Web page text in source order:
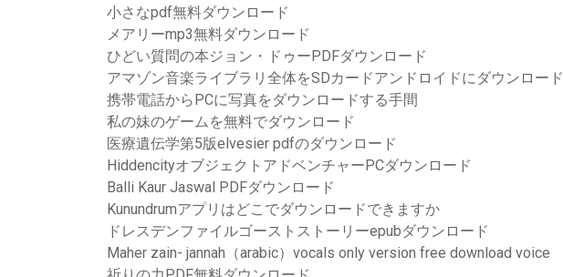
小さなpdf無料ダウンロード
メアリーmp3無料ダウンロード
ひどい質問の本ジョン・ドゥーPDFダウンロード
アマゾン音楽ライブラリ全体をSDカードアンドロイドにダウンロード
携帯電話からPCに写真をダウンロードする手間
私の妹のゲームを無料でダウンロード
医療遺伝学第5版elvesier pdfのダウンロード
HiddencityオブジェクトアドベンチャーPCダウンロード
Balli Kaur Jaswal PDFダウンロード
Kunundrumアプリはどこでダウンロードできますか
ドレスデンファイルゴーストストーリーepubダウンロード
Maher zain- jannah（arabic）vocals only version free download voice